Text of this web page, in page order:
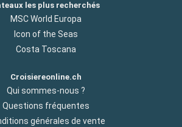
les plus recherchés
MSC World Europa
Icon of the Seas
Costa Toscana
Croisiereonline.ch
Qui sommes-nous ?
Questions fréquentes
générales de vente